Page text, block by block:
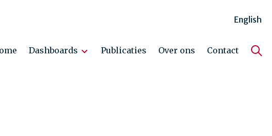
English
Dashboards Publicaties Over ons Contact